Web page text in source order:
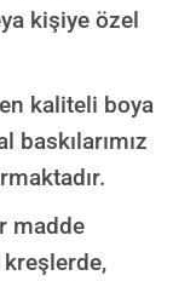
kişiye özel
kaliteli boya
baskılarımız
madde